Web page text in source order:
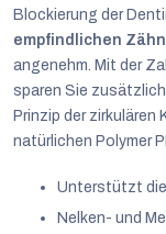
Blockierung der
empfindlichen
angenehm. Mit der
sparen Sie
Prinzip der
natürlichen Polymer
Unterstützt die
Nelken- und